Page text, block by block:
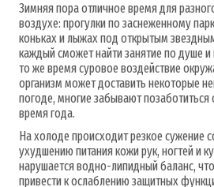
Зимняя пора отличное время для
воздухе: прогулки по заснеженному
коньках и лыжах под открытым
каждый сможет найти занятие по душе
то же время суровое воздействие
организм может доставить некоторые
погоде, многие забывают
время года.
На холоде происходит резкое сужение
ухудшению питания кожи рук, ногтей и
нарушается водно-липидный баланс,
привести к ослаблению защитных